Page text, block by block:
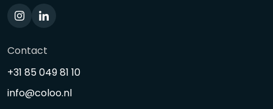
Contact
+31 85 049 81 10
info@coloo.nl